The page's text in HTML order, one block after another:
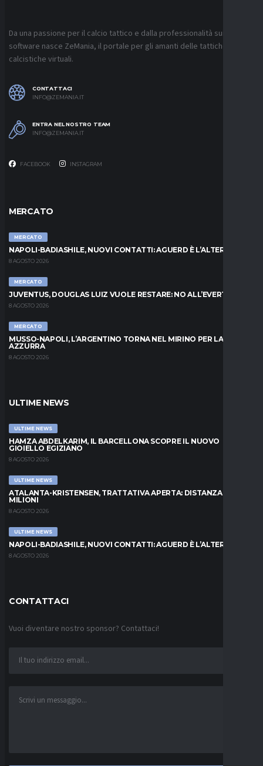
Da una passione per il calcio tattico e dalla professionalità sui
software nasce ZeMania, il portale per gli amanti delle tattiche
calcistiche virtuali.
CONTATTACI
INFO@ZEMANIA.IT
ENTRA NEL NOSTRO TEAM
INFO@ZEMANIA.IT
FACEBOOK INSTAGRAM
MERCATO
MERCATO
NAPOLI-BADIASHILE, NUOVI CONTATTI: AGUERD È L’ALTERNATIVA
8 AGOSTO 2026
MERCATO
JUVENTUS, DOUGLAS LUIZ VUOLE RESTARE: NO ALL’EVERTON
8 AGOSTO 2026
MERCATO
MUSSO-NAPOLI, L’ARGENTINO TORNA NEL MIRINO PER LA PORTA
AZZURRA
8 AGOSTO 2026
ULTIME NEWS
ULTIME NEWS
HAMZA ABDELKARIM, IL BARCELLONA SCOPRE IL NUOVO
GIOIELLO EGIZIANO
8 AGOSTO 2026
ULTIME NEWS
ATALANTA-KRISTENSEN, TRATTATIVA APERTA: DISTANZA DI 5
MILIONI
8 AGOSTO 2026
ULTIME NEWS
NAPOLI-BADIASHILE, NUOVI CONTATTI: AGUERD È L’ALTERNATIVA
8 AGOSTO 2026
CONTATTACI
Vuoi diventare nostro sponsor? Contattaci!